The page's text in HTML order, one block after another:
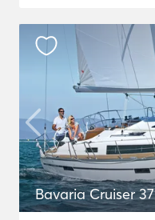
Bavaria Cruiser 37